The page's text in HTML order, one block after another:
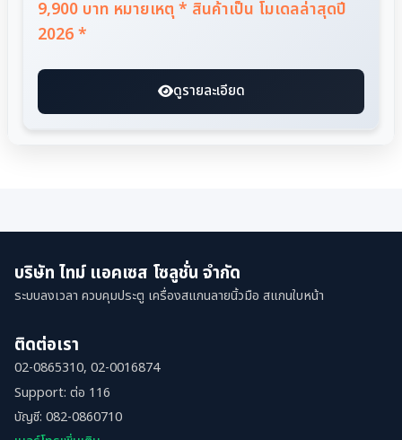
9,900 บาท หมายเหตุ * สินค้าเป็น โมเดลล่าสุดปี
2026 *
ดูรายละเอียด
บริษัท ไทม์ แอคเซส โซลูชั่น จำกัด
ระบบลงเวลา ควบคุมประตู เครื่องสแกนลายนิ้วมือ สแกนใบหน้า
ติดต่อเรา
02-0865310, 02-0016874
Support: ต่อ 116
บัญชี: 082-0860710